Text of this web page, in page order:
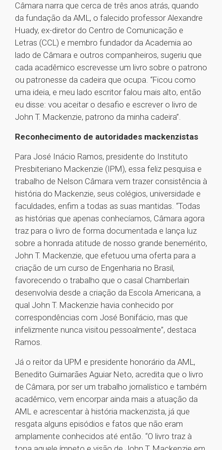
Câmara narra que cerca de três anos atrás, quando
da fundação da AML, o falecido professor Alexandre
Huady, ex-diretor do Centro de Comunicação e
Letras (CCL) e membro fundador da Academia ao
lado de Câmara e outros companheiros, sugeriu que
cada acadêmico escrevesse um livro sobre o patrono
ou patronesse da cadeira que ocupa. “Ficou como
uma ideia, e meu lado escritor falou mais alto, então
eu disse: vou aceitar o desafio e escrever o livro de
John T. Mackenzie, patrono da minha cadeira”.
Reconhecimento de autoridades mackenzistas
Para José Inácio Ramos, presidente do Instituto
Presbiteriano Mackenzie (IPM), essa feliz pesquisa e
trabalho de Nelson Câmara vem trazer consistência à
história do Mackenzie, seus colégios, universidade e
faculdades, enfim a todas as suas mantidas. “Todas
as histórias que apenas conhecíamos, Câmara agora
traz para o livro de forma documentada e lança luz
sobre a honrada atitude de nosso grande benemérito,
John T. Mackenzie, que efetuou uma oferta para a
criação de um curso de Engenharia no Brasil,
favorecendo o trabalho que o casal Chamberlain
desenvolvia desde a criação da Escola Americana, a
qual John T. Mackenzie havia conhecido por
correspondências com José Bonifácio, mas que
infelizmente nunca visitou pessoalmente”, destaca
Ramos.
Já o reitor da UPM e presidente honorário da AML,
Benedito Guimarães Aguiar Neto, acredita que o livro
de Câmara, por ser um trabalho jornalístico e também
acadêmico, vem encorpar ainda mais a atuação da
AML e acrescentar à história mackenzista, já que
resgata alguns episódios e fatos que não eram
amplamente conhecidos até então. “O livro traz à